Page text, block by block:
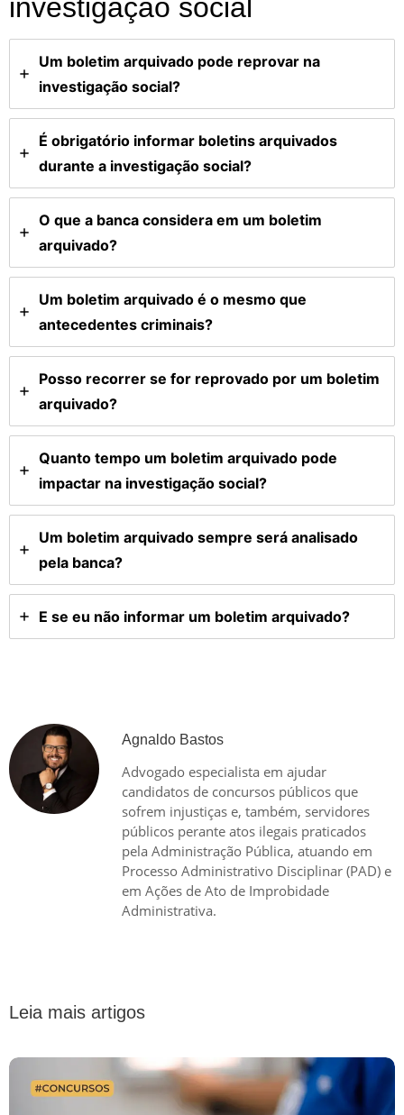
investigação social
Um boletim arquivado pode reprovar na
investigação social?
É obrigatório informar boletins arquivados
durante a investigação social?
O que a banca considera em um boletim
arquivado?
Um boletim arquivado é o mesmo que
antecedentes criminais?
Posso recorrer se for reprovado por um boletim
arquivado?
Quanto tempo um boletim arquivado pode
impactar na investigação social?
Um boletim arquivado sempre será analisado
pela banca?
E se eu não informar um boletim arquivado?
Agnaldo Bastos
Advogado especialista em ajudar
candidatos de concursos públicos que
sofrem injustiças e, também, servidores
públicos perante atos ilegais praticados
pela Administração Pública, atuando em
Processo Administrativo Disciplinar (PAD) e
em Ações de Ato de Improbidade
Administrativa.
Leia mais artigos